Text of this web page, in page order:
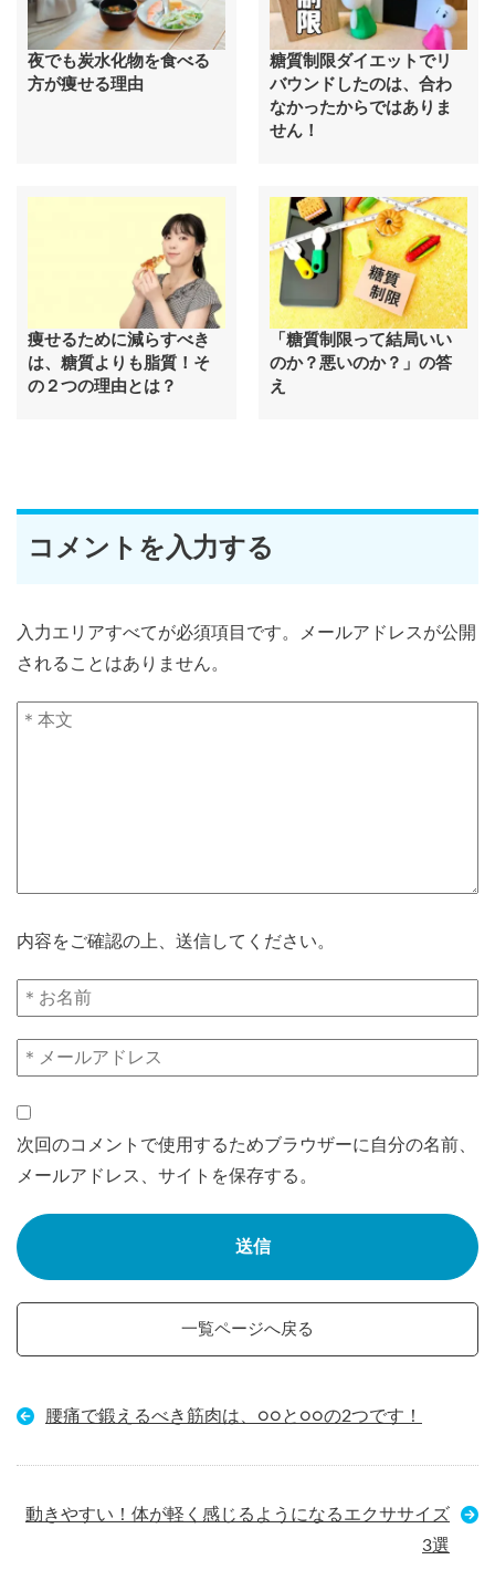
夜でも炭水化物を食べる
方が痩せる理由
糖質制限ダイエットでリ
バウンドしたのは、合わ
なかったからではありま
せん！
痩せるために減らすべき
は、糖質よりも脂質！そ
の２つの理由とは？
「糖質制限って結局いい
のか？悪いのか？」の答
え
コメントを入力する
入力エリアすべてが必須項目です。メールアドレスが公開
されることはありません。
内容をご確認の上、送信してください。
次回のコメントで使用するためブラウザーに自分の名前、
メールアドレス、サイトを保存する。
一覧ページへ戻る
腰痛で鍛えるべき筋肉は、○○と○○の2つです！
動きやすい！体が軽く感じるようになるエクササイズ
3選